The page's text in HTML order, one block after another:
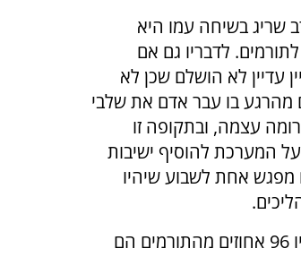
שריג בשיחה עמו היא
לדבריו גם אם
עדיין לא הושלם שכן לא
מהרגע בו עבר אדם את שלבי
עצמה, ובתקופה זו
המערכת להוסיף ישיבות
מפגש אחת לשבוע שיהיו
בנוסף הוא מזכיר את הנתון לפיו 96 אחוזים מהתורמים הם